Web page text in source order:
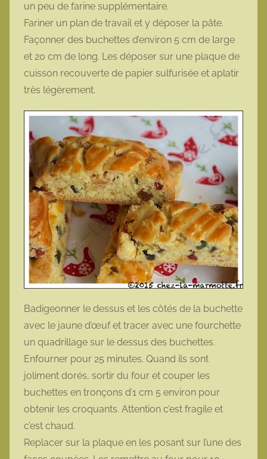
un peu de farine supplémentaire.
Fariner un plan de travail et y déposer la pâte.
Façonner des buchettes d’environ 5 cm de large
et 20 cm de long. Les déposer sur une plaque de
cuisson recouverte de papier sulfurisée et aplatir
très légèrement.
Badigeonner le dessus et les côtés de la buchette
avec le jaune d’œuf et tracer avec une fourchette
un quadrillage sur le dessus des buchettes.
Enfourner pour 25 minutes. Quand ils sont
joliment dorés, sortir du four et couper les
buchettes en tronçons d’1 cm 5 environ pour
obtenir les croquants. Attention c’est fragile et
c’est chaud.
Replacer sur la plaque en les posant sur l’une des